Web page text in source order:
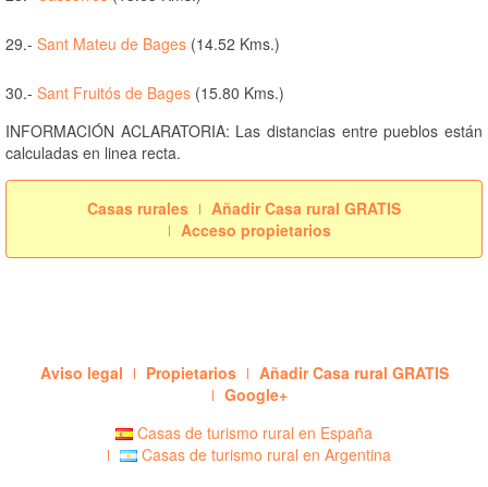
29.- Sant Mateu de Bages (14.52 Kms.)
30.- Sant Fruitós de Bages (15.80 Kms.)
INFORMACIÓN ACLARATORIA: Las distancias entre pueblos están
calculadas en linea recta.
Casas rurales
Añadir Casa rural GRATIS
Acceso propietarios
Aviso legal Propietarios
Añadir Casa rural GRATIS
Google+
Casas de turismo rural en España
Casas de turismo rural en Argentina